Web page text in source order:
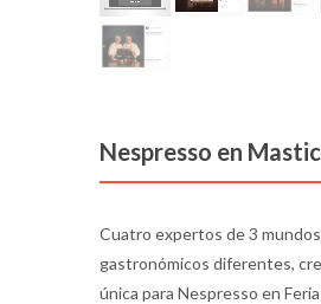
Nespresso en
Cuatro expertos de 3 mundos
gastronómicos diferentes,
única para Nespresso en